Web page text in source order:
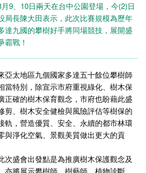
9、10日兩天在台中公園登場，今(2)日
局長陳大田表示，此次比賽規模為歷年
達九國的攀樹好手將同場競技，展開盛
霸戰！
亞太地區九個國家多達五十餘位攀樹師
當特別，除宣示市府重視綠化、樹木保
正確的樹木保育觀念，市府也盼藉此盛
剪、樹木安全健檢與風險評估等樹保的
軌，營造優質、安全、永續的都市林環
與淨化空氣、景觀美質做出更大的貢
次盛會出發點是為推廣樹木保護觀念及
將展示攀樹師、樹藝師、植物診斷、